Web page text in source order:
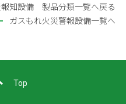
報知設備 製品分類一覧へ戻る
ガスもれ火災警報設備一覧へ
Top